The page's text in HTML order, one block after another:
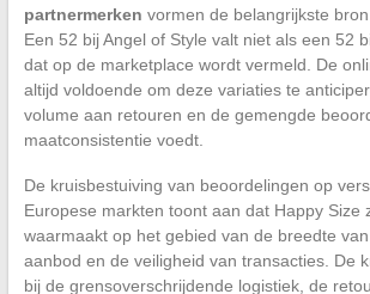
partnermerken vormen de belangrijkste
Een 52 bij Angel of Style valt niet als een 52
dat op de marketplace wordt vermeld. De
altijd voldoende om deze variaties te
volume aan retouren en de gemengde
maatconsistentie voedt.
De kruisbestuiving van beoordelingen op
Europese markten toont aan dat Happy Size
waarmaakt op het gebied van de breedte
aanbod en de veiligheid van transacties. De
bij de grensoverschrijdende logistiek, de